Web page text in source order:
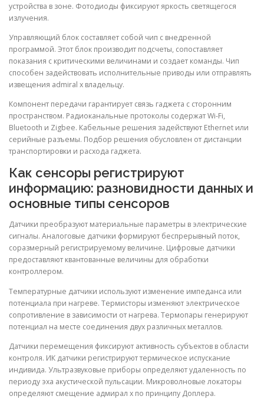
устройства в зоне. Фотодиоды фиксируют яркость светящегося
излучения.
Управляющий блок составляет собой чип с внедренной
программой. Этот блок производит подсчеты, сопоставляет
показания с критическими величинами и создает команды. Чип
способен задействовать исполнительные приводы или отправлять
извещения admiral x владельцу.
Компонент передачи гарантирует связь гаджета с сторонним
пространством. Радиоканальные протоколы содержат Wi-Fi,
Bluetooth и Zigbee. Кабельные решения задействуют Ethernet или
серийные разъемы. Подбор решения обусловлен от дистанции
транспортировки и расхода гаджета.
Как сенсоры регистрируют
информацию: разновидности данных и
основные типы сенсоров
Датчики преобразуют материальные параметры в электрические
сигналы. Аналоговые датчики формируют беспрерывный поток,
соразмерный регистрируемому величине. Цифровые датчики
предоставляют квантованные величины для обработки
контроллером.
Температурные датчики используют изменение импеданса или
потенциала при нагреве. Термисторы изменяют электрическое
сопротивление в зависимости от нагрева. Термопары генерируют
потенциал на месте соединения двух различных металлов.
Датчики перемещения фиксируют активность субъектов в области
контроля. ИК датчики регистрируют термическое испускание
индивида. Ультразвуковые приборы определяют удаленность по
периоду эха акустической пульсации. Микроволновые локаторы
определяют смещение адмирал х по принципу Доплера.